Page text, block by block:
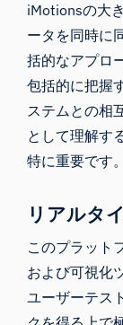
iMotionsの大
ータを同時に
括的なアプロ
包括的に把握
ステムとの相
として理解す
特に重要です。
リアルタ
このプラット
および可視化
ユーザーテス